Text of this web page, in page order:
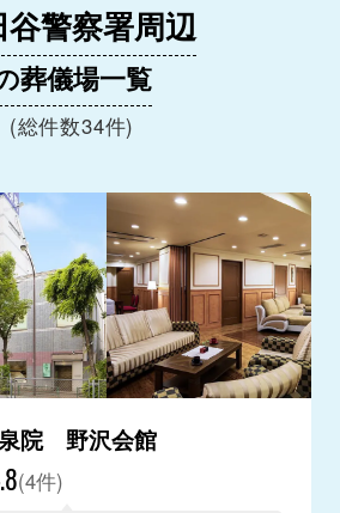
谷警察署周辺
葬儀場一覧
(総件数34件)
院 野沢会館
(4件)